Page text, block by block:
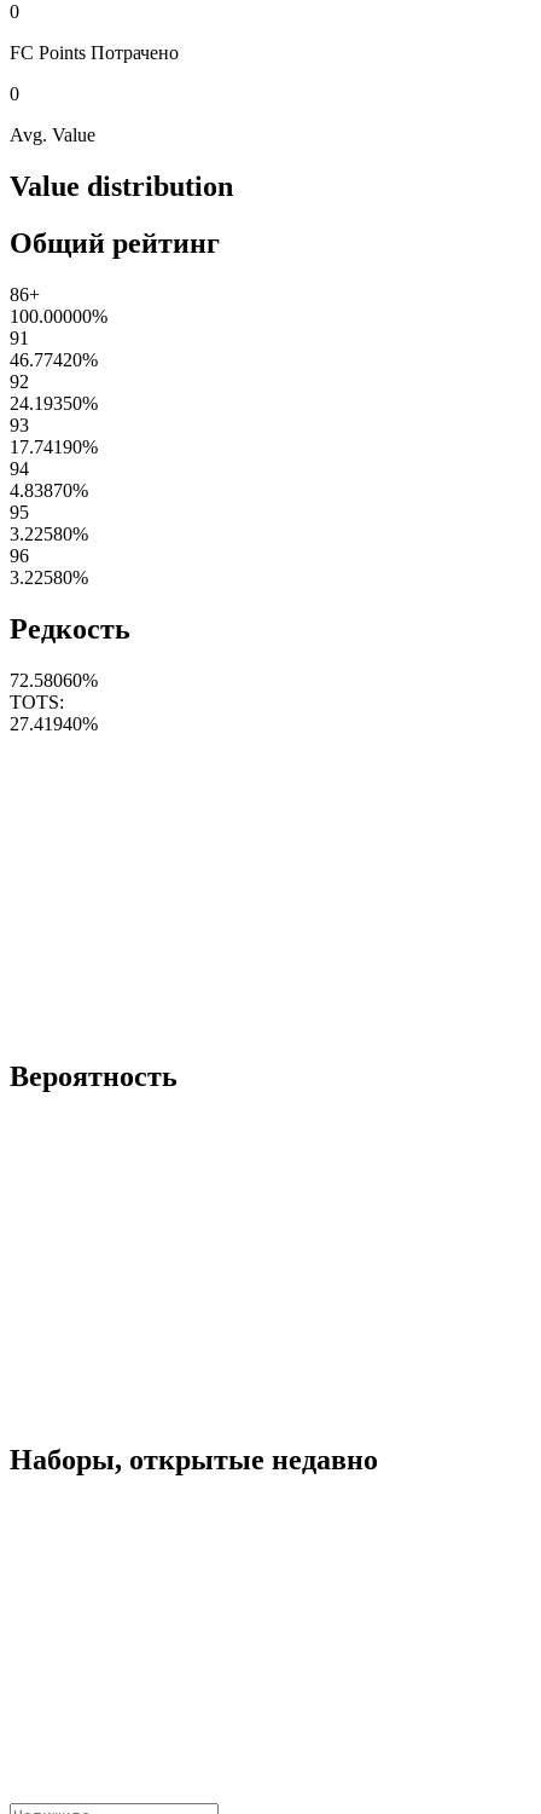
0
FC Points Потрачено
0
Avg. Value
Value distribution
Общий рейтинг
86+
100.00000%
91
46.77420%
92
24.19350%
93
17.74190%
94
4.83870%
95
3.22580%
96
3.22580%
Редкость
72.58060%
TOTS:
27.41940%
Вероятность
Наборы, открытые недавно